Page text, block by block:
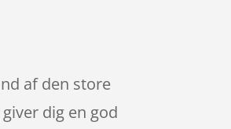
af den store
dig en god